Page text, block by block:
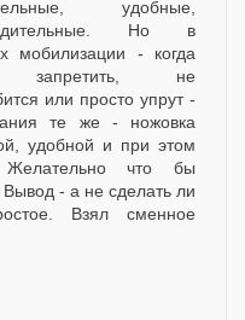
удобные,
Но в
мобилизации - когда
запретить, не
или просто упрут -
те же - ножовка
удобной и при этом
Желательно что бы
- а не сделать ли
Взял сменное